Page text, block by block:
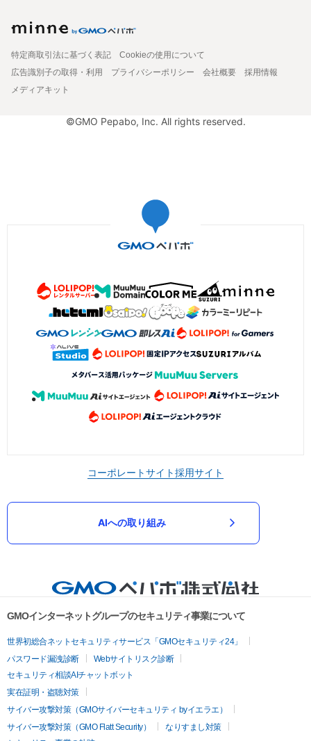
特定商取引法に基づく表記
Cookieの使用について
広告識別子の取得・利用
プライバシーポリシー 会社概要
採用情報
メディアキット
©GMO Pepabo, Inc. All rights reserved.
コーポレートサイト採用サイト
AIへの取り組み
GMOインターネットグループのセキュリティ事業について
世界初総合ネットセキュリティサービス「GMOセキュリティ24」
パスワード漏洩診断
Webサイトリスク診断
セキュリティ相談AIチャットボット
実在証明・盗聴対策
サイバー攻撃対策（GMOサイバーセキュリティ byイエラエ）
サイバー攻撃対策（GMO Flatt Security）
なりすまし対策